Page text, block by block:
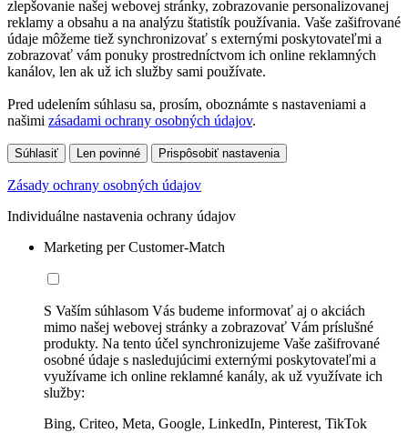
zlepšovanie našej webovej stránky, zobrazovanie personalizovanej
reklamy a obsahu a na analýzu štatistík používania. Vaše zašifrované
údaje môžeme tiež synchronizovať s externými poskytovateľmi a
zobrazovať vám ponuky prostredníctvom ich online reklamných
kanálov, len ak už ich služby sami používate.
Pred udelením súhlasu sa, prosím, oboznámte s nastaveniami a
našimi zásadami ochrany osobných údajov.
Súhlasiť Len povinné Prispôsobiť nastavenia
Zásady ochrany osobných údajov
Individuálne nastavenia ochrany údajov
Marketing per Customer-Match
S Vaším súhlasom Vás budeme informovať aj o akciách
mimo našej webovej stránky a zobrazovať Vám príslušné
produkty. Na tento účel synchronizujeme Vaše zašifrované
osobné údaje s nasledujúcimi externými poskytovateľmi a
využívame ich online reklamné kanály, ak už využívate ich
služby:
Bing, Criteo, Meta, Google, LinkedIn, Pinterest, TikTok